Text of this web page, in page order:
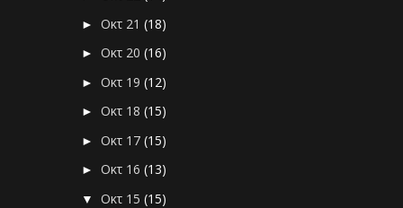
►Οκτ 21(18)
►Οκτ 20(16)
►Οκτ 19(12)
►Οκτ 18(15)
►Οκτ 17(15)
►Οκτ 16(13)
▼Οκτ 15(15)